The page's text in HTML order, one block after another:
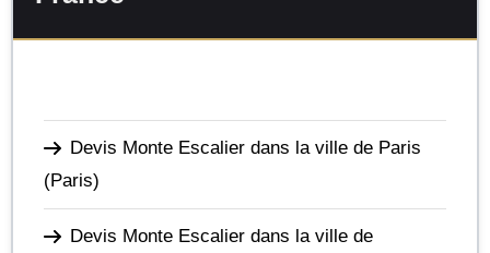
Devis Monte Escalier dans la ville de Paris
(Paris)
Devis Monte Escalier dans la ville de